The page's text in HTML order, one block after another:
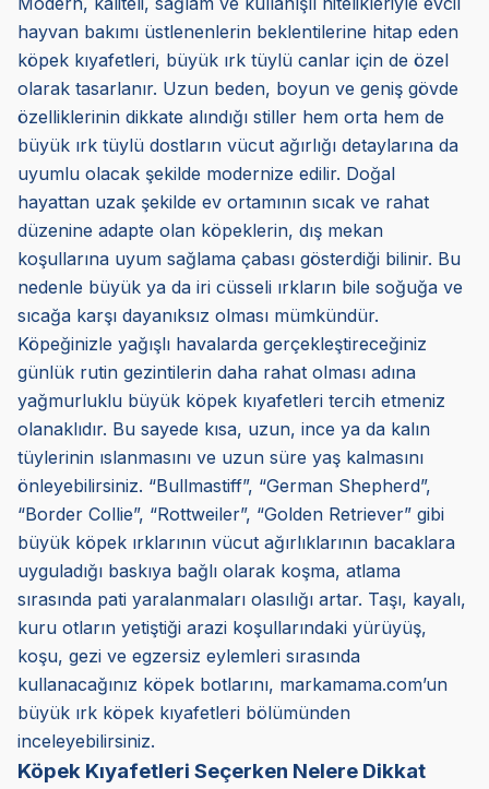
hayvan bakımı üstlenenlerin beklentilerine hitap eden
köpek kıyafetleri, büyük ırk tüylü canlar için de özel
olarak tasarlanır. Uzun beden, boyun ve geniş gövde
özelliklerinin dikkate alındığı stiller hem orta hem de
büyük ırk tüylü dostların vücut ağırlığı detaylarına da
uyumlu olacak şekilde modernize edilir. Doğal
hayattan uzak şekilde ev ortamının sıcak ve rahat
düzenine adapte olan köpeklerin, dış mekan
koşullarına uyum sağlama çabası gösterdiği bilinir. Bu
nedenle büyük ya da iri cüsseli ırkların bile soğuğa ve
sıcağa karşı dayanıksız olması mümkündür.
Köpeğinizle yağışlı havalarda gerçekleştireceğiniz
günlük rutin gezintilerin daha rahat olması adına
yağmurluklu büyük köpek kıyafetleri tercih etmeniz
olanaklıdır. Bu sayede kısa, uzun, ince ya da kalın
tüylerinin ıslanmasını ve uzun süre yaş kalmasını
önleyebilirsiniz. “Bullmastiff”, “German Shepherd”,
“Border Collie”, “Rottweiler”, “Golden Retriever” gibi
büyük köpek ırklarının vücut ağırlıklarının bacaklara
uyguladığı baskıya bağlı olarak koşma, atlama
sırasında pati yaralanmaları olasılığı artar. Taşı, kayalı,
kuru otların yetiştiği arazi koşullarındaki yürüyüş,
koşu, gezi ve egzersiz eylemleri sırasında
kullanacağınız köpek botlarını, markamama.com’un
büyük ırk köpek kıyafetleri bölümünden
inceleyebilirsiniz.
Köpek Kıyafetleri Seçerken Nelere Dikkat